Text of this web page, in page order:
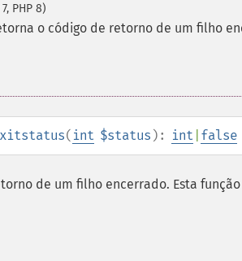
PHP 8)
o código de retorno de um filho
( int $status ): int false
de um filho encerrado. Esta